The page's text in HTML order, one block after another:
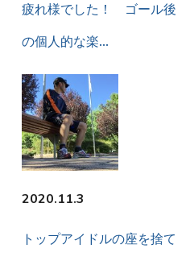
疲れ様でした！ ゴール後
の個人的な楽…
2020.11.3
トップアイドルの座を捨て